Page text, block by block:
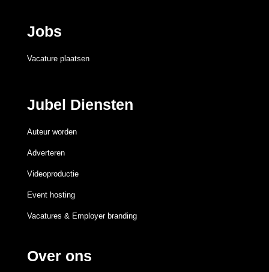
Jobs
Vacature plaatsen
Jubel Diensten
Auteur worden
Adverteren
Videoproductie
Event hosting
Vacatures & Employer branding
Over ons